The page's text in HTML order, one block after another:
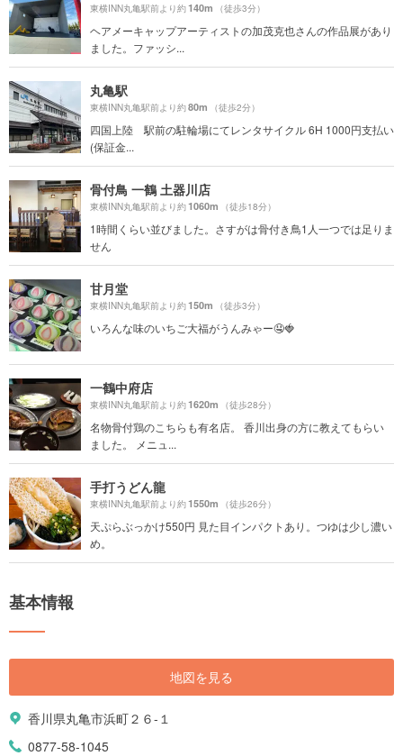
東横INN丸亀駅前より約140m （徒歩3分）
ヘアメーキャップアーティストの加茂克也さんの作品展があり
ました。ファッシ...
丸亀駅
東横INN丸亀駅前より約80m （徒歩2分）
四国上陸 駅前の駐輪場にてレンタサイクル 6H 1000円支払い
(保証金...
骨付鳥 一鶴 土器川店
東横INN丸亀駅前より約1060m （徒歩18分）
1時間くらい並びました。さすがは骨付き鳥1人一つでは足りま
せん
甘月堂
東横INN丸亀駅前より約150m （徒歩3分）
いろんな味のいちご大福がうんみゃー🤤🍓
一鶴中府店
東横INN丸亀駅前より約1620m （徒歩28分）
名物骨付鶏のこちらも有名店。 香川出身の方に教えてもらい
ました。 メニュ...
手打うどん龍
東横INN丸亀駅前より約1550m （徒歩26分）
天ぷらぶっかけ550円 見た目インパクトあり。つゆは少し濃い
め。
基本情報
地図を見る
香川県丸亀市浜町２６-１
0877-58-1045